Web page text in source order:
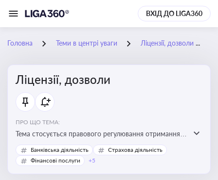
ВХІД ДО LIGA360
Головна Теми в центрі уваги Ліцензії, дозволи
Ліцензії, дозволи
ПРО ЩО ТЕМА:
Тема стосується правового регулювання отримання,
переоформлення, анулювання ліцензій і дозволів,
необхідних для провадження господарської
Банківська діяльність
Страхова діяльність
Фінансові послуги
+5